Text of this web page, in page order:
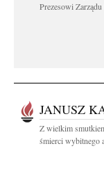
Prezesowi
JANUSZ
Z wielkim
śmierci wybitnego